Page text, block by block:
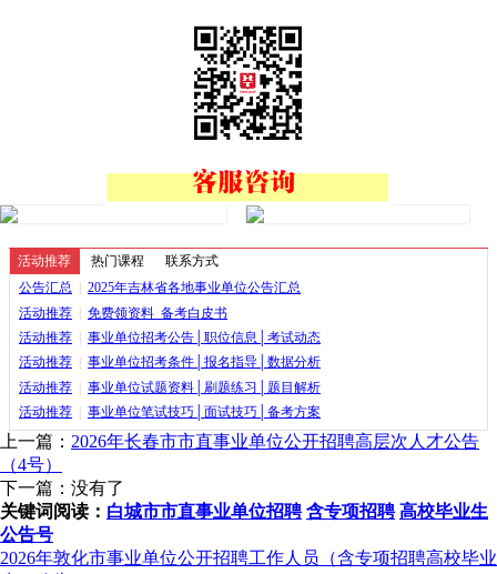
活动推荐 热门课程 联系方式
公告汇总
2025年吉林省各地事业单位公告汇总
活动推荐
免费领资料_备考白皮书
活动推荐
事业单位招考公告│职位信息│考试动态
活动推荐
事业单位招考条件│报名指导│数据分析
活动推荐
事业单位试题资料│刷题练习│题目解析
活动推荐
事业单位笔试技巧│面试技巧│备考方案
上一篇： 2026年长春市市直事业单位公开招聘高层次人才公告
（4号）
下一篇：没有了
关键词阅读： 白城市市直事业单位招聘 含专项招聘 高校毕业生
公告号
2026年敦化市事业单位公开招聘工作人员（含专项招聘高校毕业